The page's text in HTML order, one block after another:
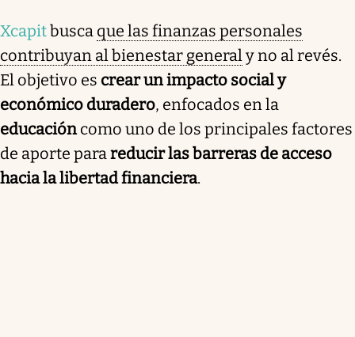
Xcapitbusca que las finanzas personales
contribuyan al bienestar generaly no al revés.
El objetivo es crear un impacto social y
económico duradero, enfocados en la
educacióncomo uno de los principales factores
de aporte parareducir las barreras de acceso
hacia la libertad financiera.